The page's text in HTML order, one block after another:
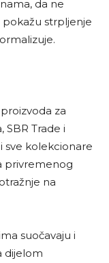
da ne
pokažu strpljenje
za
SBR Trade i
sve kolekcionare
privremenog
na
suočavaju i
dijelom